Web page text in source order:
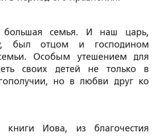
семья. И наш царь,
был отцом и господином
Особым утешением для
своих детей не только в
но в любви друг ко
Иова, из благочестия